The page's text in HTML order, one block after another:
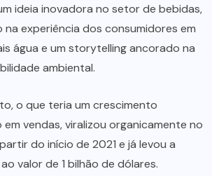
ideia inovadora no setor de bebidas,
na experiência dos consumidores em
água e um storytelling ancorado na
ambiental.
o que teria um crescimento
vendas, viralizou organicamente no
do início de 2021 e já levou a
valor de 1 bilhão de dólares.